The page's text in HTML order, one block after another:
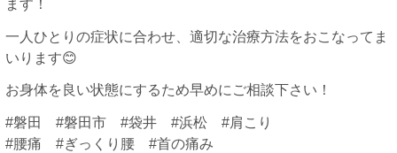
ます！
一人ひとりの症状に合わせ、適切な治療方法をおこなってま
いります😊
お身体を良い状態にするため早めにご相談下さい！
#磐田 #磐田市 #袋井 #浜松 #肩こり
#腰痛 #ぎっくり腰 #首の痛み